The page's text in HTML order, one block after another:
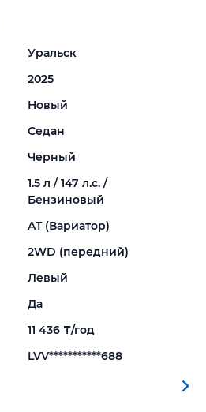
Уральск
2025
Новый
Седан
Черный
1.5 л / 147 л.с. /
Бензиновый
AT (Вариатор)
2WD (передний)
Левый
Да
11 436 ₸/год
LVV***********688